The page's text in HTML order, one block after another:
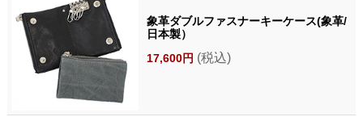
象革ダブルファスナーキーケース(象革/
日本製）
17,600円 (税込)